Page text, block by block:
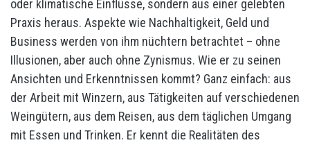
oder klimatische Einflüsse, sondern aus einer gelebten
Praxis heraus. Aspekte wie Nachhaltigkeit, Geld und
Business werden von ihm nüchtern betrachtet – ohne
Illusionen, aber auch ohne Zynismus. Wie er zu seinen
Ansichten und Erkenntnissen kommt? Ganz einfach: aus
der Arbeit mit Winzern, aus Tätigkeiten auf verschiedenen
Weingütern, aus dem Reisen, aus dem täglichen Umgang
mit Essen und Trinken. Er kennt die Realitäten des